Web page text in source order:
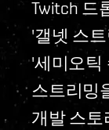
Twitch 드
'갤넷 스
'세미오틱
스트리밍
개발 스토